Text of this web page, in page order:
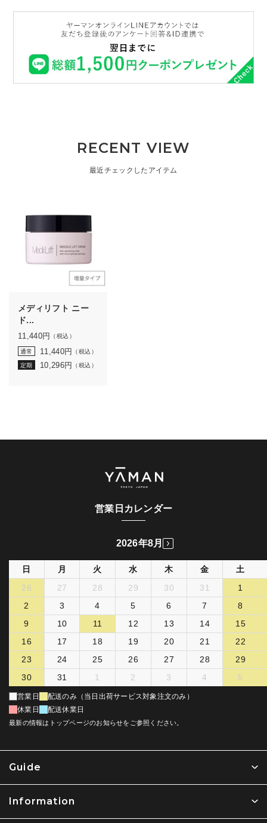
RECENT VIEW
最近チェックしたアイテム
メディリフト ニー
ド...
11,440円 （税込）
通常 11,440円 （税込）
定期 10,296円 （税込）
Guide
Information
営業日カレンダー
2026年8月
日 月 火 水 木 金
土
26
27 28 29 30 31
1
2
3 4 5 6 7
8
9
10 11 12 13 14
15
16
17 18 19 20 21
22
23
24 25 26 27 28
29
30
31 1 2 3 4 5
営業日
配送のみ（当日出荷サービス対象注文のみ）
休業日
配送休業日
最新の情報はトップページのお知らせをご参照ください。